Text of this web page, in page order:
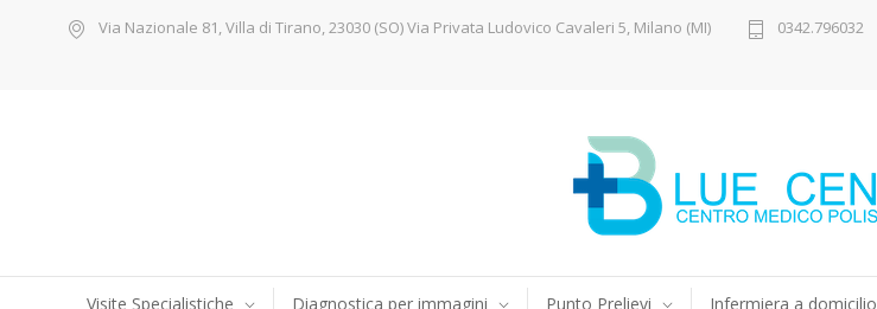
Via Nazionale 81, Villa di Tirano, 23030 (SO) Via Privata Ludovico Cavaleri 5, Milano (MI) 0342.796032
Visite Specialistiche Diagnostica per immagini Punto Prelievi Infermiera a domicilio